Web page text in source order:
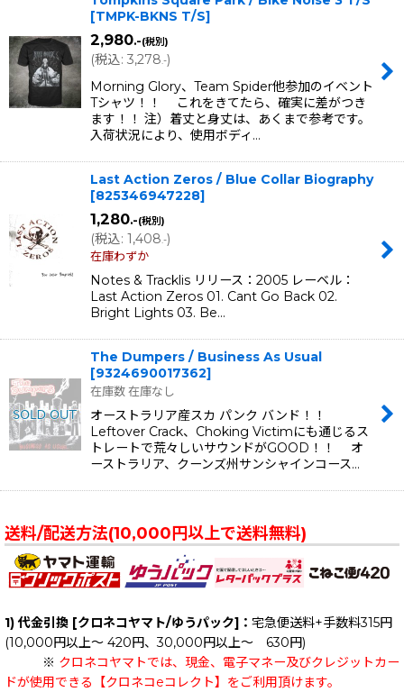
[TMPK-BKNS T/S]
2,980.-(税別)
(税込: 3,278.-)
Morning Glory、Team Spider他参加のイベント
Tシャツ！！ これをきてたら、確実に差がつき
ます！！ 注）着丈と身丈は、あくまで参考です。
入荷状況により、使用ボディ…
Last Action Zeros / Blue Collar Biography
[825346947228]
1,280.-(税別)
(税込: 1,408.-)
在庫わずか
Notes & Tracklis リリース：2005 レーベル：
Last Action Zeros 01. Cant Go Back 02.
Bright Lights 03. Be…
The Dumpers / Business As Usual
[9324690017362]
在庫数 在庫なし
オーストラリア産スカ パンク バンド！！
Leftover Crack、Choking Victimにも通じるス
トレートで荒々しいサウンドがGOOD！！ オ
ーストラリア、クーンズ州サンシャインコース…
送料/配送方法(10,000円以上で送料無料)
1) 代金引換 [クロネコヤマト/ゆうパック]： 宅急便送料+手数料315円
(10,000円以上～ 420円、30,000円以上～ 630円)
※ クロネコヤマトでは、現金、電子マネー及びクレジットカー
ドが使用できる【クロネコeコレクト】をご利用頂けます。